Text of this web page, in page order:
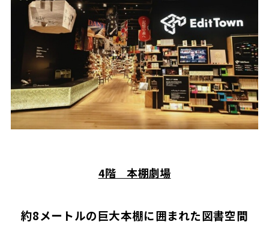
4階 本棚劇場
約8メートルの巨大本棚に囲まれた図書空間